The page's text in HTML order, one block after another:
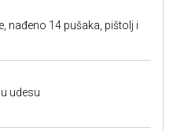
nađeno 14 pušaka, pištolj i
udesu